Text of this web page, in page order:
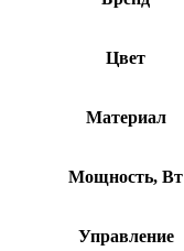
Цвет
Материал
Мощность, Вт
Управление